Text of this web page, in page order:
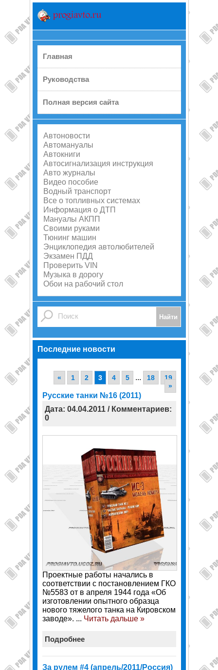
Главная
Руководства
Полная версия сайта
Автоновости
Автомануалы
Автокниги
Автосигнализация инструкция
Авто журналы
Видео пособие
Водный транспорт
Все о топливных системах
Информация о ДТП
Мануалы АКПП
Своими руками
Тюнинг машин
Энциклопедия автолюбителей
Экзамен ПДД
Проверить VIN
Музыка в дорогу
Обои на рабочий стол
Последние новости
« 1 2 3 4 5 ... 18
19
»
Русские танки №16 (2011)
Дата: 04.04.2011 / Комментариев:
0
Проектные работы начались в
соответствии с постановлением ГКО
№5583 от в апреля 1944 года «Об
изготовлении опытного образца
нового тяжелого танка на Кировском
заводе». ... Читать дальше »
Подробнее
За рулем #4 (апрель/2011/Россия)